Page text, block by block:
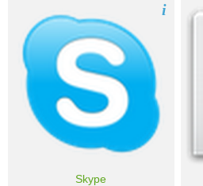
Skype
i